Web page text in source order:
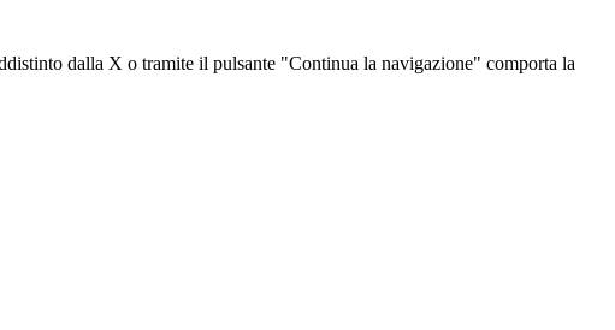
dalla X o tramite il pulsante "Continua la navigazione" comporta la